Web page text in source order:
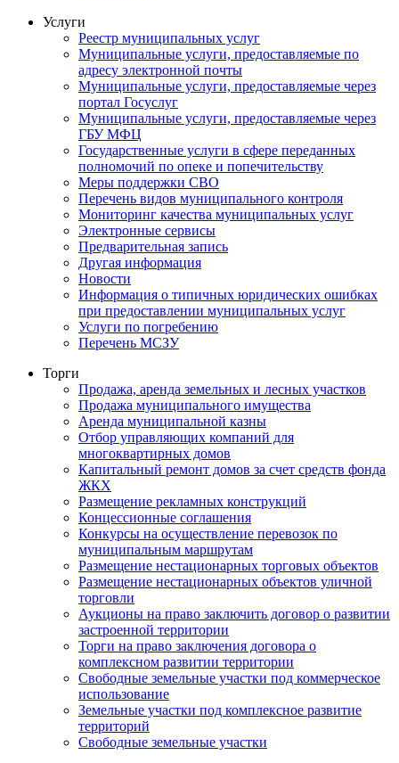
Услуги
Реестр муниципальных услуг
Муниципальные услуги, предоставляемые по
адресу электронной почты
Муниципальные услуги, предоставляемые через
портал Госуслуг
Муниципальные услуги, предоставляемые через
ГБУ МФЦ
Государственные услуги в сфере переданных
полномочий по опеке и попечительству
Меры поддержки СВО
Перечень видов муниципального контроля
Мониторинг качества муниципальных услуг
Электронные сервисы
Предварительная запись
Другая информация
Новости
Информация о типичных юридических ошибках
при предоставлении муниципальных услуг
Услуги по погребению
Перечень МСЗУ
Торги
Продажа, аренда земельных и лесных участков
Продажа муниципального имущества
Аренда муниципальной казны
Отбор управляющих компаний для
многоквартирных домов
Капитальный ремонт домов за счет средств фонда
ЖКХ
Размещение рекламных конструкций
Концессионные соглашения
Конкурсы на осуществление перевозок по
муниципальным маршрутам
Размещение нестационарных торговых объектов
Размещение нестационарных объектов уличной
торговли
Аукционы на право заключить договор о развитии
застроенной территории
Торги на право заключения договора о
комплексном развитии территории
Свободные земельные участки под коммерческое
использование
Земельные участки под комплексное развитие
территорий
Свободные земельные участки